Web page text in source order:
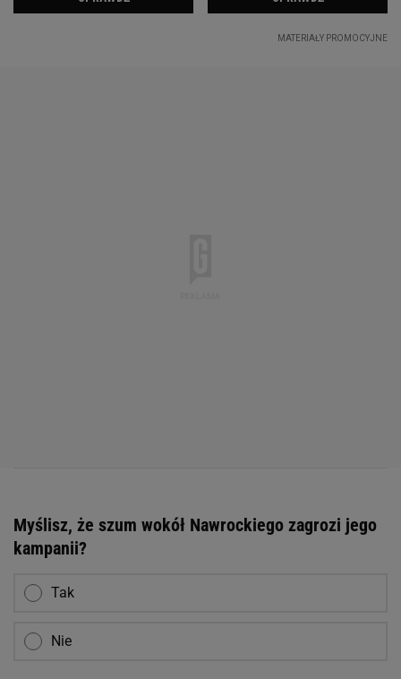
Myślisz, że szum wokół Nawrockiego zagrozi jego
kampanii?
Tak
Nie